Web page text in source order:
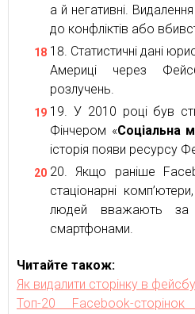
а й негативні.
до конфліктів або
Статистичні дані
Америці через
розлучень.
У 2010 році був
Фінчером «Соціальна
історія появи ресурсу
Якщо раніше
стаціонарні
людей вважають за
смартфонами.
Читайте також:
Як видалити сторінку в
Топ-20 Facebook-сторінок